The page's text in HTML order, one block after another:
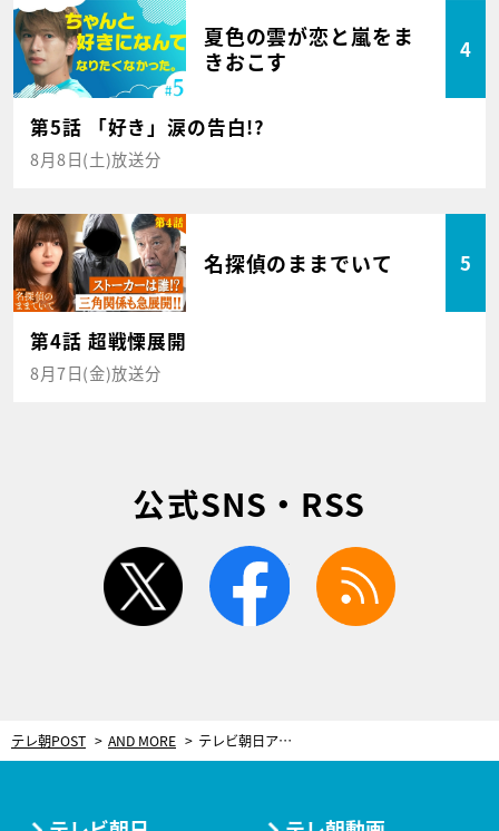
夏色の雲が恋と嵐をま
きおこす
4
第5話 「好き」涙の告白!?
8月8日(土)放送分
名探偵のままでいて 5
第4話 超戦慄展開
8月7日(金)放送分
公式SNS・RSS
twitter facebook
テレ朝POST AND MORE テレビ朝日アナウンサーカレンダー2020が到着！今年の“壁掛け”は4Kカメラで撮影